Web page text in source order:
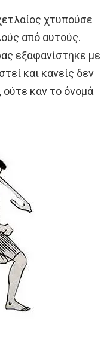
χτυπούσε
από αυτούς.
εξαφανίστηκε με
και κανείς δεν
ούτε καν το όνομά